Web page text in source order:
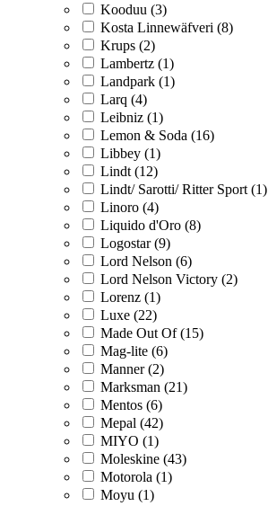
Kooduu (3)
Kosta Linnewäfveri (8)
Krups (2)
Lambertz (1)
Landpark (1)
Larq (4)
Leibniz (1)
Lemon & Soda (16)
Libbey (1)
Lindt (12)
Lindt/ Sarotti/ Ritter Sport (1)
Linoro (4)
Liquido d'Oro (8)
Logostar (9)
Lord Nelson (6)
Lord Nelson Victory (2)
Lorenz (1)
Luxe (22)
Made Out Of (15)
Mag-lite (6)
Manner (2)
Marksman (21)
Mentos (6)
Mepal (42)
MIYO (1)
Moleskine (43)
Motorola (1)
Moyu (1)